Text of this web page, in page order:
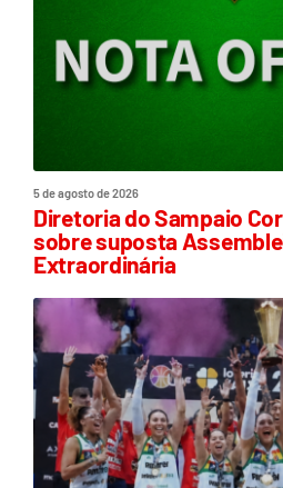
5 de agosto de 2026
Diretoria do Sampaio
sobre suposta
Extraordinária